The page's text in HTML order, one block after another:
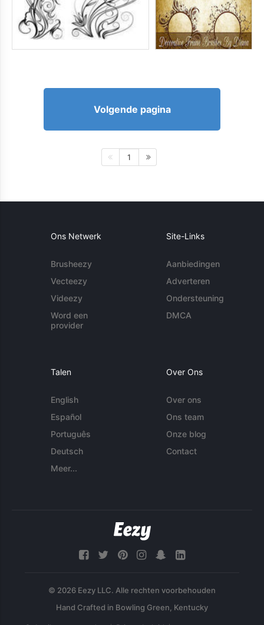
Volgende pagina
1
Ons Netwerk
Brusheezy
Vecteezy
Videezy
Word een
provider
Site-Links
Aanbiedingen
Adverteren
Ondersteuning
DMCA
Talen
English
Español
Português
Deutsch
Meer...
Over Ons
Over ons
Ons team
Onze blog
Contact
© 2026 Eezy LLC. Alle rechten voorbehouden